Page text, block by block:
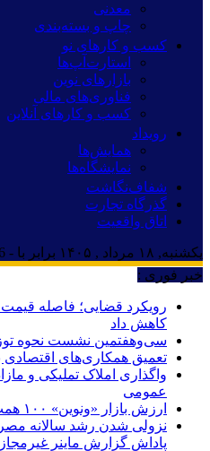
معدنی
چاپ و بسته‌بندی
کسب و کارهای نو
استارت‌آپ‌ها
بازارهای نوین
فناوری‌های مالی
کسب و کارهای آنلاین
رویداد
همایش‌ها
نمایشگاه‌ها
شفاف‌نگاشت
گذرگاه تجارت
اتاق واقعیت
یکشنبه, ۱۸ مرداد , ۱۴۰۵ برابر با - Sunday, 9 August , 2026
خبر فوری :
رویکرد قضایی؛ فاصله
کاهش داد
سی‌و‌هفتمین نشست نحوه
تعمیق همکاری‌های اقتصادی
واگذاری املاک تملیکی و
عمومی
ارزش بازار «ونوین» ۱۰۰ همت شد
نزولی شدن رشد سالانه
پاداش گزارش ماینر غیرمجاز